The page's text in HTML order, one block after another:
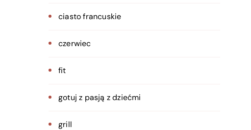
ciasto francuskie
czerwiec
fit
gotuj z pasją z dziećmi
grill